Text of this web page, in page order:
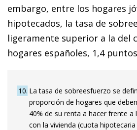
embargo, entre los hogares
hipotecados, la tasa de
ligeramente superior a la del
hogares españoles, 1,4
10 La tasa de sobreesfuerzo se
proporción de hogares que
40% de su renta a hacer frente
con la vivienda (cuota